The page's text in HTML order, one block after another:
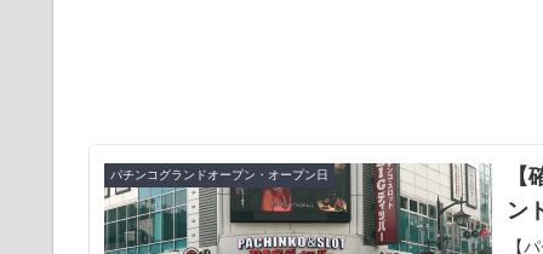
パチンコグランドオープン・オープン日
ン
【